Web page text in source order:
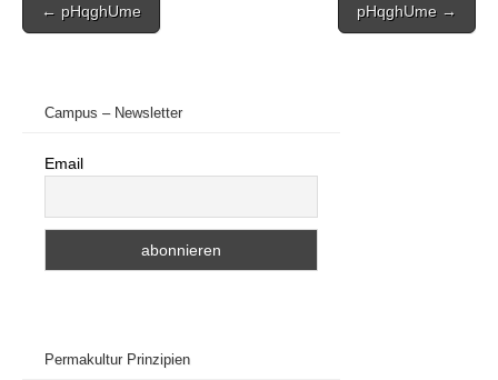
navigation
← pHqghUme pHqghUme →
Campus – Newsletter
Email
Permakultur Prinzipien